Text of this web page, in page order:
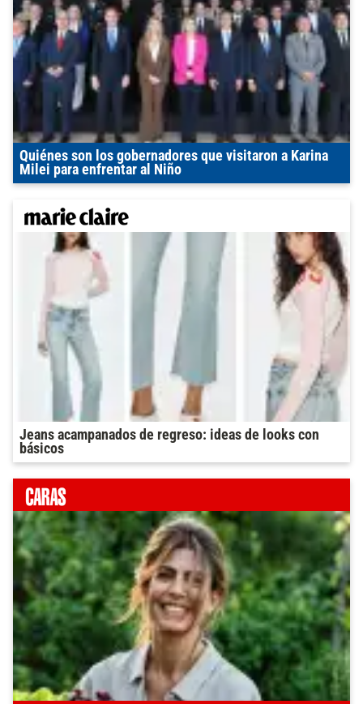
Quiénes son los gobernadores que visitaron a Karina
Milei para enfrentar al Niño
Jeans acampanados de regreso: ideas de looks con
básicos